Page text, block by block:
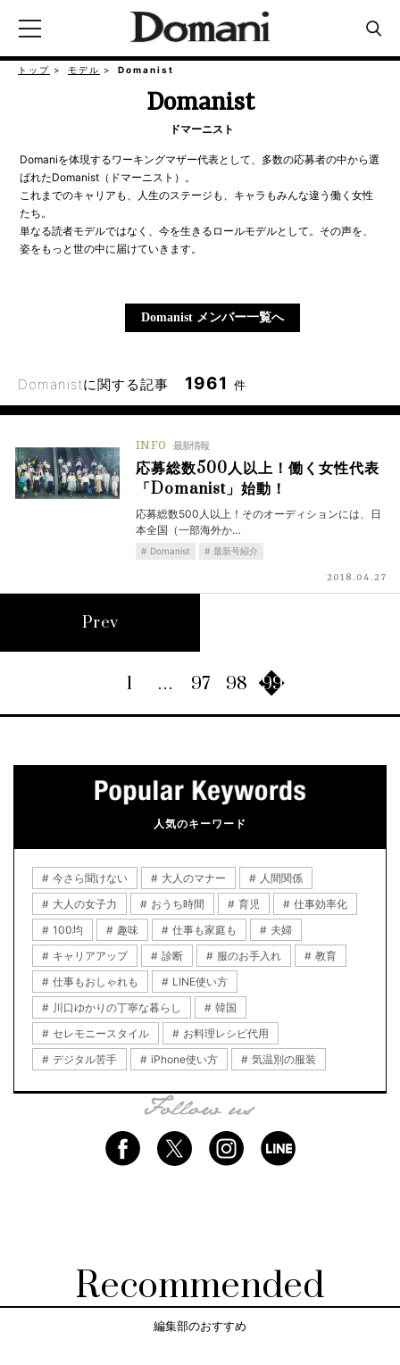
トップ モデル Domanist
Domanist
ドマーニスト
Domaniを体現するワーキングマザー代表として、多数の応募者の中から選
ばれたDomanist（ドマーニスト）。
これまでのキャリアも、人生のステージも、キャラもみんな違う働く女性
たち。
単なる読者モデルではなく、今を生きるロールモデルとして。その声を、
姿をもっと世の中に届けていきます。
Domanist メンバー一覧へ
Domanistに関する記事 1961 件
INFO 最新情報
応募総数500人以上！働く女性代表
「Domanist」始動！
応募総数500人以上！そのオーディションには、日
本全国（一部海外か…
Domanist 最新号紹介
2018.04.27
Prev
1 … 97 98 99
人気のキーワード
今さら聞けない 大人のマナー
人間関係
大人の女子力
おうち時間 育児
仕事効率化
100均
趣味 仕事も家庭も
夫婦
キャリアアップ
診断 服のお手入れ
教育
仕事もおしゃれも
LINE使い方
川口ゆかりの丁寧な暮らし
韓国
セレモニースタイル
お料理レシピ代用
デジタル苦手
iPhone使い方 気温別の服装
Recommended
編集部のおすすめ